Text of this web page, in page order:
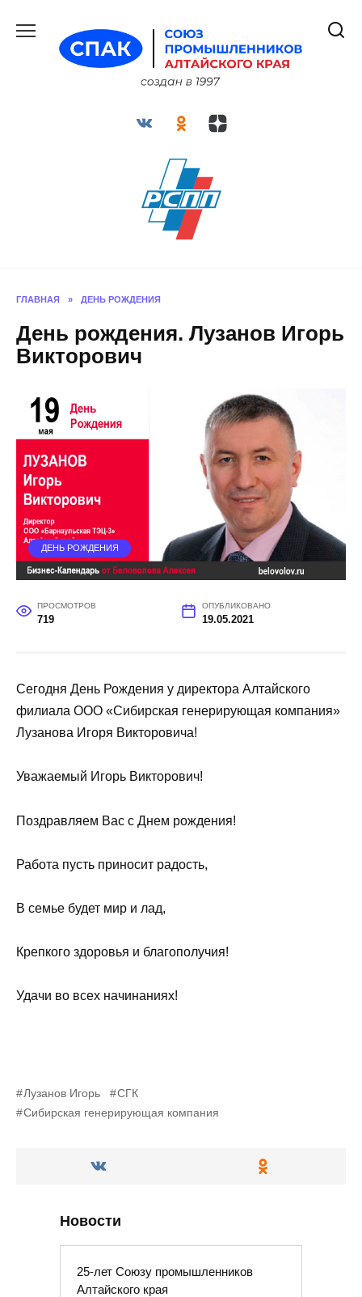
содержанию
ГЛАВНАЯ » ДЕНЬ РОЖДЕНИЯ
День рождения. Лузанов Игорь
Викторович
ДЕНЬ РОЖДЕНИЯ
ПРОСМОТРОВ
719
ОПУБЛИКОВАНО
19.05.2021
Сегодня День Рождения у директора Алтайского
филиала ООО «Сибирская генерирующая компания»
Лузанова Игоря Викторовича!
Уважаемый Игорь Викторович!
Поздравляем Вас с Днем рождения!
Работа пусть приносит радость,
В семье будет мир и лад,
Крепкого здоровья и благополучия!
Удачи во всех начинаниях!
Лузанов Игорь
СГК
Сибирская генерирующая компания
Новости
25-лет Союзу промышленников
Алтайского края